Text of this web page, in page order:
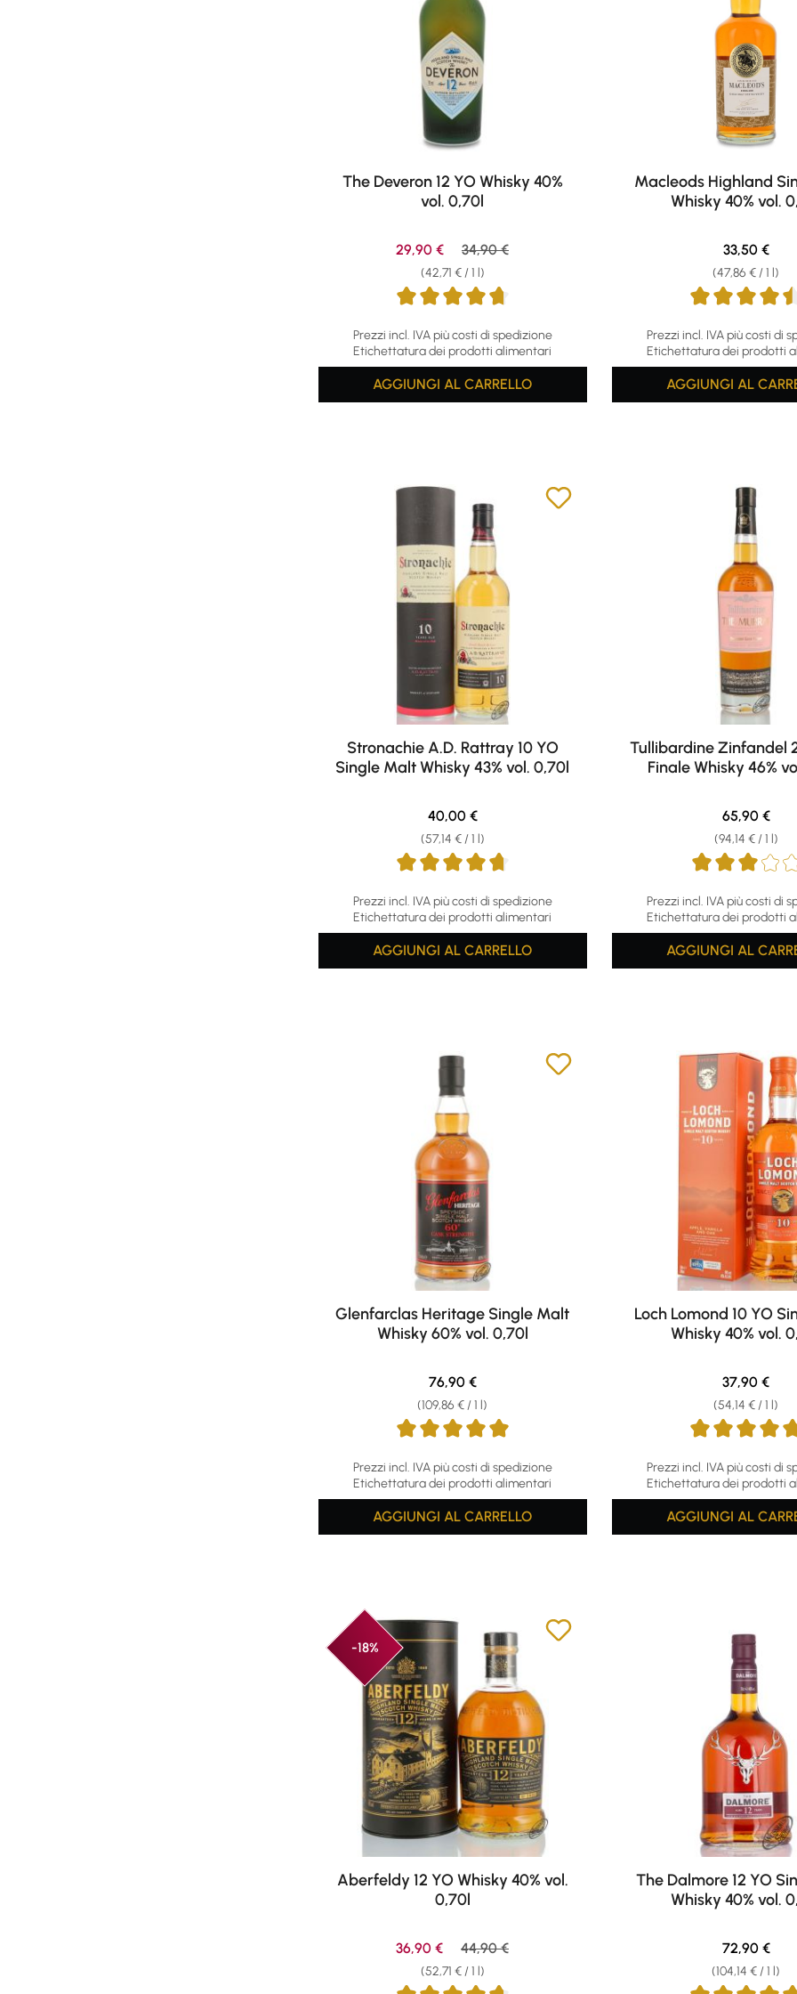
The Deveron 12 YO Whisky 40%
vol. 0,70l
Prezzi incl. IVA più costi di spedizione
Etichettatura dei prodotti alimentari
(42,71 € / 1 l)
Sale price:
29,90 € Regular price:
34,90 €
AGGIUNGI AL CARRELLO
Macleods Highland
Whisky 40% vol.
Prezzi incl. IVA più costi di
Etichettatura dei prodotti
(47,86 € / 1 l)
Regular
33,50 €
AGGIUNGI AL
Stronachie A.D. Rattray 10 YO
Single Malt Whisky 43% vol. 0,70l
Prezzi incl. IVA più costi di spedizione
Etichettatura dei prodotti alimentari
(57,14 € / 1 l)
Regular price:
40,00 €
AGGIUNGI AL CARRELLO
Tullibardine Zinfandel
Finale Whisky 46%
Prezzi incl. IVA più costi di
Etichettatura dei prodotti
(94,14 € / 1 l)
Regular
65,90 €
AGGIUNGI AL
Glenfarclas Heritage Single Malt
Whisky 60% vol. 0,70l
Prezzi incl. IVA più costi di spedizione
Etichettatura dei prodotti alimentari
(109,86 € / 1 l)
Regular price:
76,90 €
AGGIUNGI AL CARRELLO
Loch Lomond 10 YO
Whisky 40% vol.
Prezzi incl. IVA più costi di
Etichettatura dei prodotti
(54,14 € / 1 l)
Regular
37,90 €
AGGIUNGI AL
-18%
Aberfeldy 12 YO Whisky 40% vol.
0,70l
(52,71 € / 1 l)
Sale price:
36,90 € Regular price:
44,90 €
The Dalmore 12 YO
Whisky 40% vol.
(104,14 € / 1 l)
Regular
72,90 €